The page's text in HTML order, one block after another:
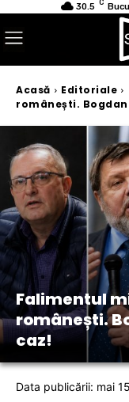
30.5 C
Acasă Editoriale
românești.
Falimentul
românești.
caz!
Data publicării: mai